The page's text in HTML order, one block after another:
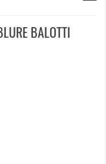
BALOTTI